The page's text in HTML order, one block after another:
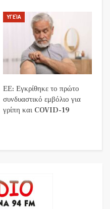
ΥΓΕΊΑ
ΕΕ: Εγκρίθηκε το πρώτο
συνδυαστικό εμβόλιο για
γρίπη και COVID-19